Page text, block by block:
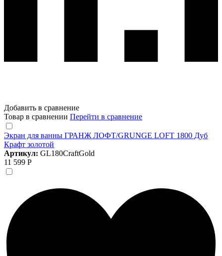
Добавить в сравнение
Товар в сравнении Перейти в сравнение
Экран для ванны ГРАНЖ ЛОФТ/GRUNGE LOFT 1800 Дуб
Крафт золотой
Артикул: GL180CraftGold
11 599 Р